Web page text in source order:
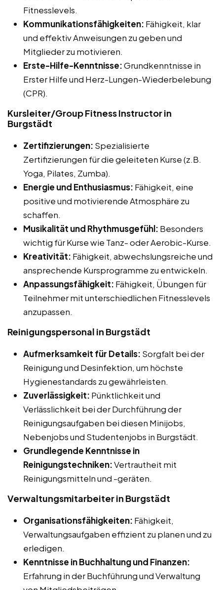
Fitnesslevels.
Kommunikationsfähigkeiten: Fähigkeit, klar
und effektiv Anweisungen zu geben und
Mitglieder zu motivieren.
Erste-Hilfe-Kenntnisse:Grundkenntnisse in
Erster Hilfe und Herz-Lungen-Wiederbelebung
(CPR).
Kursleiter/Group Fitness Instructor in
Burgstädt
Zertifizierungen: Spezialisierte
Zertifizierungen für die geleiteten Kurse (z.B.
Yoga, Pilates, Zumba).
Energie und Enthusiasmus: Fähigkeit, eine
positive und motivierende Atmosphäre zu
schaffen.
Musikalität und Rhythmusgefühl: Besonders
wichtig für Kurse wie Tanz- oder Aerobic-Kurse.
Kreativität: Fähigkeit, abwechslungsreiche und
ansprechende Kursprogramme zu entwickeln.
Anpassungsfähigkeit: Fähigkeit, Übungen für
Teilnehmer mit unterschiedlichen Fitnesslevels
anzupassen.
Reinigungspersonal in Burgstädt
Aufmerksamkeit für Details: Sorgfalt bei der
Reinigung und Desinfektion, um höchste
Hygienestandards zu gewährleisten.
Zuverlässigkeit: Pünktlichkeit und
Verlässlichkeit bei der Durchführung der
Reinigungsaufgaben bei diesen Minijobs,
Nebenjobs und Studentenjobs in Burgstädt.
Grundlegende Kenntnisse in
Reinigungstechniken:Vertrautheit mit
Reinigungsmitteln und -geräten.
Verwaltungsmitarbeiter in Burgstädt
Organisationsfähigkeiten: Fähigkeit,
Verwaltungsaufgaben effizient zu planen und zu
erledigen.
Kenntnisse in Buchhaltung und Finanzen:
Erfahrung in der Buchführung und Verwaltung